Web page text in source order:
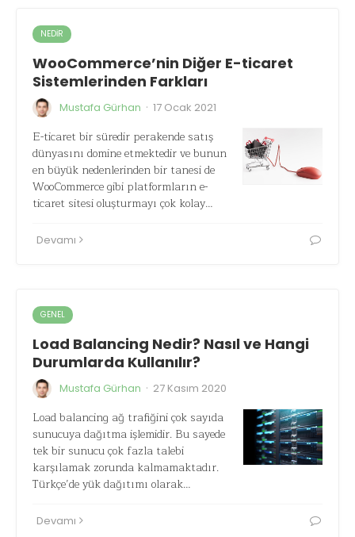
NEDIR
WooCommerce’nin Diğer E-ticaret
Sistemlerinden Farkları
Mustafa Gürhan · 17 Ocak 2021
E-ticaret bir süredir perakende satış
dünyasını domine etmektedir ve bunun
en büyük nedenlerinden bir tanesi de
WooCommerce gibi platformların e-
ticaret sitesi oluşturmayı çok kolay…
Devamı
GENEL
Load Balancing Nedir? Nasıl ve Hangi
Durumlarda Kullanılır?
Mustafa Gürhan · 27 Kasım 2020
Load balancing ağ trafiğini çok sayıda
sunucuya dağıtma işlemidir. Bu sayede
tek bir sunucu çok fazla talebi
karşılamak zorunda kalmamaktadır.
Türkçe’de yük dağıtımı olarak…
Devamı